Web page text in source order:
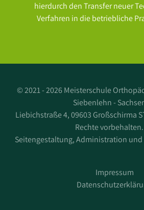
hierdurch den Transfer neuer
Verfahren in die betriebliche
©2021 - 2026 Meisterschule
Siebenlehn -
Liebichstraße 4, 09603 Großschirma
Rechte vorbehalten.
Seitengestaltung, Administration
Impressum